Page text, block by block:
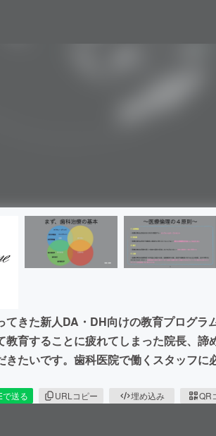
きた新人DA・DH向けの教育プログラ
育することに疲れてしまった院長、諦
たいです。歯科医院で働くスタッフに
で送る URLコピー 埋め込み QR